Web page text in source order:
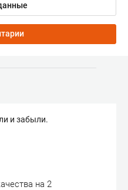
и забыли.
на 2